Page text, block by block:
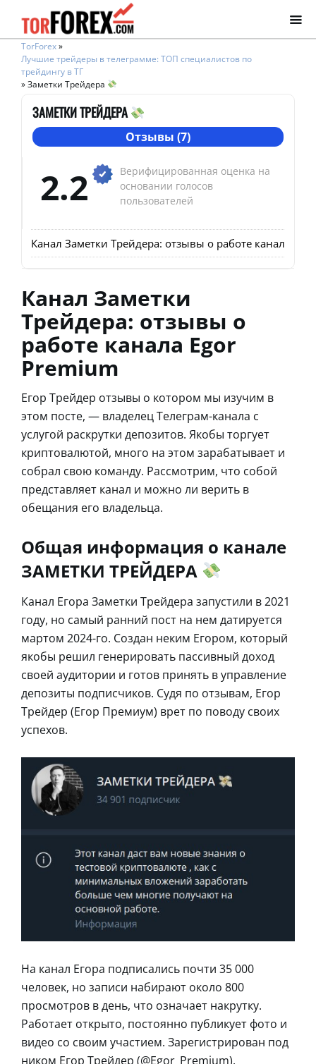
TorForex»
Лучшие трейдеры в телеграмме: ТОП специалистов по
трейдингу в ТГ
»Заметки Трейдера
ЗАМЕТКИ ТРЕЙДЕРА
Отзывы (7)
2.2
Верифицированная оценка на
основании голосов
пользователей
Канал Заметки Трейдера: отзывы о работе канала
Канал Заметки
Трейдера: отзывы о
работе канала Egor
Premium
Егор Трейдер отзывы о котором мы изучим в
этом посте, — владелец Телеграм-канала с
услугой раскрутки депозитов. Якобы торгует
криптовалютой, много на этом зарабатывает и
собрал свою команду. Рассмотрим, что собой
представляет канал и можно ли верить в
обещания его владельца.
Общая информация о канале
ЗАМЕТКИ ТРЕЙДЕРА
Канал Егора Заметки Трейдера запустили в 2021
году, но самый ранний пост на нем датируется
мартом 2024-го. Создан неким Егором, который
якобы решил генерировать пассивный доход
своей аудитории и готов принять в управление
депозиты подписчиков. Судя по отзывам, Егор
Трейдер (Егор Премиум) врет по поводу своих
успехов.
На канал Егора подписались почти 35 000
человек, но записи набирают около 800
просмотров в день, что означает накрутку.
Работает открыто, постоянно публикует фото и
видео со своим участием. Зарегистрирован под
ником Егор Трейдер (@Egor_Premium).